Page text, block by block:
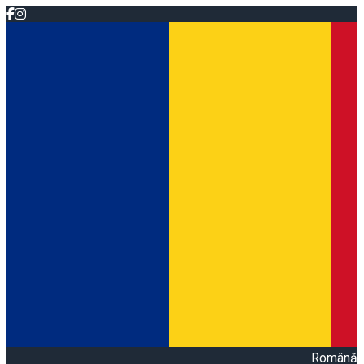
Română